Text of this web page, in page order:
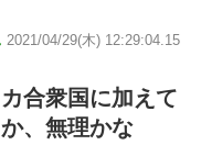
2021/04/29(木) 12:29:04.15
合衆国に加えて
、無理かな